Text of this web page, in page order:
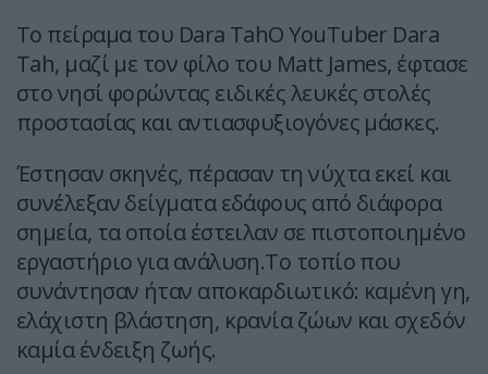
Το πείραμα του Dara TahΟ YouTuber Dara
Tah, μαζί με τον φίλο του Matt James, έφτασε
στο νησί φορώντας ειδικές λευκές στολές
προστασίας και αντιασφυξιογόνες μάσκες.
Έστησαν σκηνές, πέρασαν τη νύχτα εκεί και
συνέλεξαν δείγματα εδάφους από διάφορα
σημεία, τα οποία έστειλαν σε πιστοποιημένο
εργαστήριο για ανάλυση.Το τοπίο που
συνάντησαν ήταν αποκαρδιωτικό: καμένη γη,
ελάχιστη βλάστηση, κρανία ζώων και σχεδόν
καμία ένδειξη ζωής.